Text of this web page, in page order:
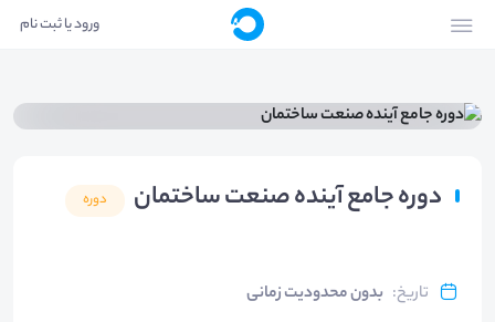
ورود یا ثبت نام
دوره جامع آینده صنعت ساختمان دوره
تاریخ: بدون محدودیت زمانی